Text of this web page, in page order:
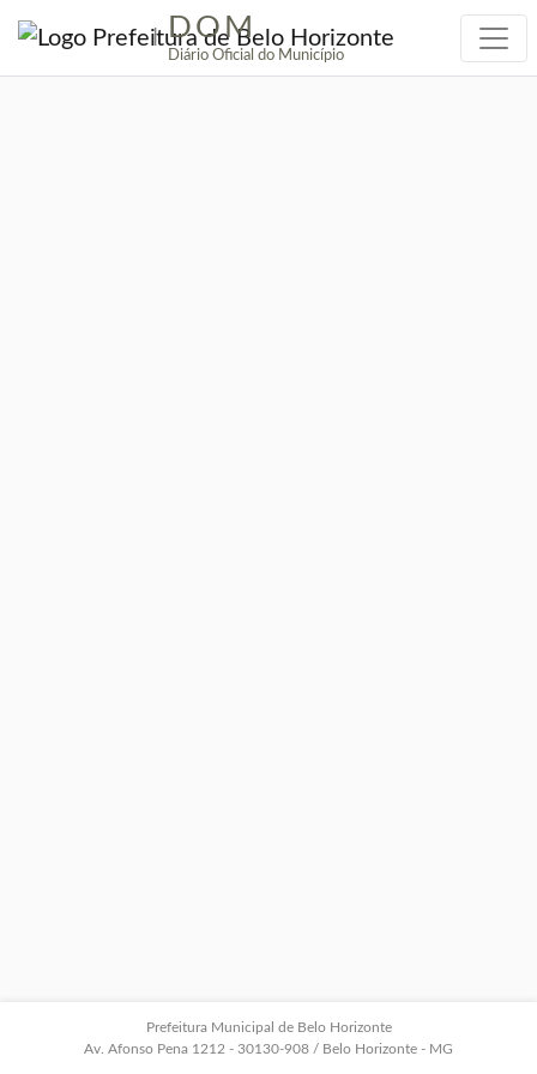
| DOM
Diário Oficial do Município
Prefeitura Municipal de Belo Horizonte
Av. Afonso Pena 1212 - 30130-908 / Belo Horizonte - MG